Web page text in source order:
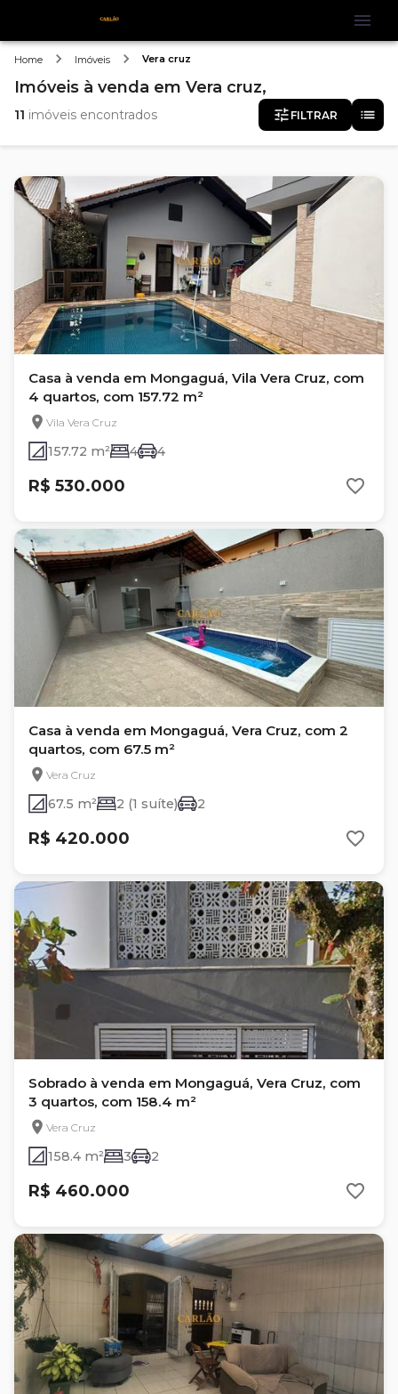
Home Imóveis Vera cruz
Imóveis à venda em Vera cruz,
11 imóveis encontrados FILTRAR
Casa à venda em Mongaguá, Vila Vera Cruz, com
4 quartos, com 157.72 m²
Vila Vera Cruz
157.72 m² 4 4
R$ 530.000
Casa à venda em Mongaguá, Vera Cruz, com 2
quartos, com 67.5 m²
Vera Cruz
67.5 m² 2 (1 suíte) 2
R$ 420.000
Sobrado à venda em Mongaguá, Vera Cruz, com
3 quartos, com 158.4 m²
Vera Cruz
158.4 m² 3 2
R$ 460.000